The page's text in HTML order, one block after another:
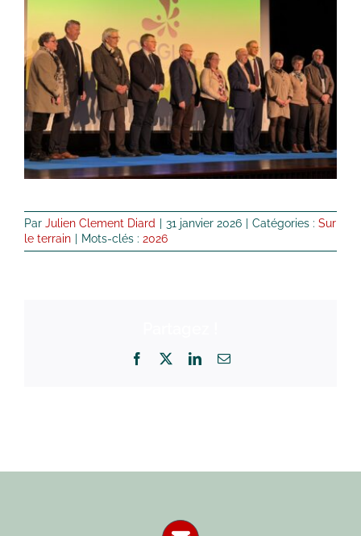
Par Julien Clement Diard 31 janvier 2026 Catégories : Sur
le terrain
Mots-clés : 2026
Facebook LinkedInEmail